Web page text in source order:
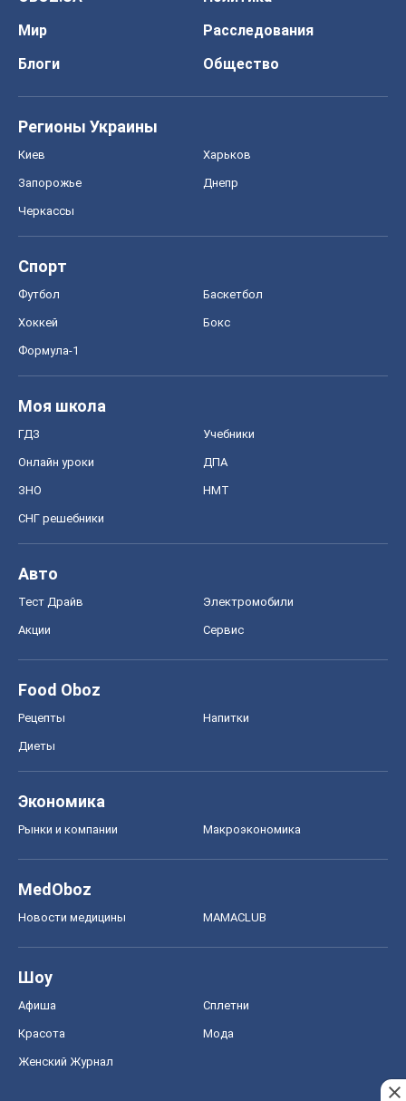
Мир
Расследования
Блоги
Общество
Регионы Украины
Киев Харьков
Запорожье Днепр
Черкассы
Спорт
Футбол Баскетбол
Хоккей Бокс
Формула-1
Моя школа
ГДЗ Учебники
Онлайн уроки ДПА
ЗНО НМТ
СНГ решебники
Авто
Тест Драйв Электромобили
Акции Сервис
Food Oboz
Рецепты Напитки
Диеты
Экономика
Рынки и компании Mакроэкономика
MedOboz
Новости медицины MAMACLUB
Шоу
Афиша Сплетни
Красота Мода
Женский Журнал